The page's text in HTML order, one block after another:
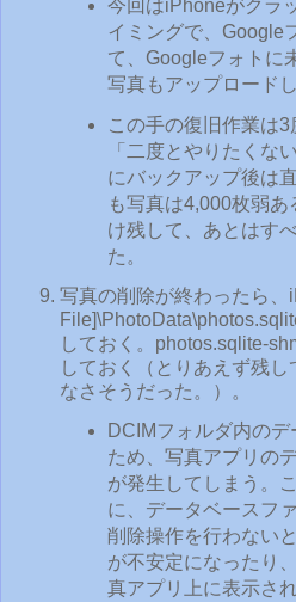
今回はiPhoneがクラ
イミングで、Google
て、Googleフォトに
写真もアップロードし
この手の復旧作業は3
「二度とやりたくな
にバックアップ後は
も写真は4,000枚弱
け残して、あとはす
た。
写真の削除が終わったら
しておく。photos.sqlite-
しておく（とりあえず残
なさそうだった。）。
DCIMフォルダ内の
ため、写真アプリの
が発生してしまう。
に、データベースフ
削除操作を行わない
が不安定になったり
真アプリ上に表示さ